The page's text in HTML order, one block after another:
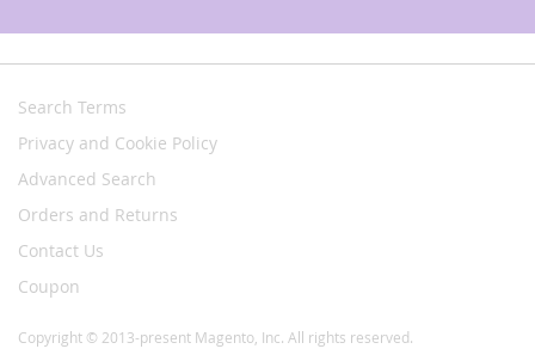
Search Terms
Privacy and Cookie Policy
Advanced Search
Orders and Returns
Contact Us
Coupon
Copyright © 2013-present Magento, Inc. All rights reserved.